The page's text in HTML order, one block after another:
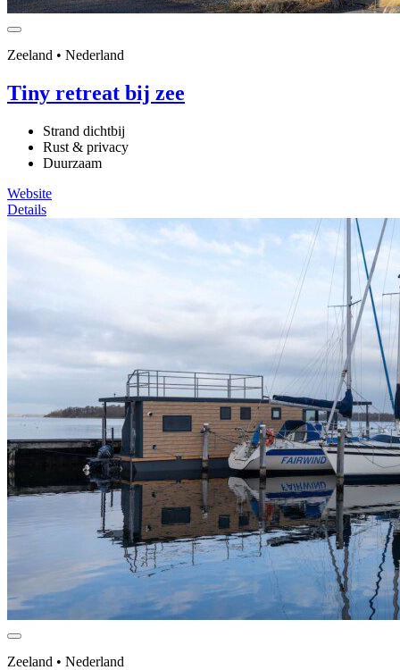
Zeeland • Nederland
Tiny retreat bij zee
Strand dichtbij
Rust & privacy
Duurzaam
Website
Details
Zeeland • Nederland